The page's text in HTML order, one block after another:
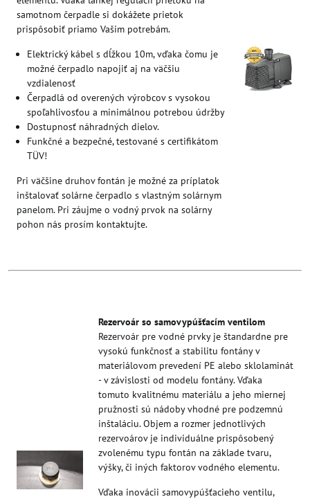
samotnom čerpadle si dokážete prietok
prispôsobiť priamo Vašim potrebám.
Elektrický kábel s dĺžkou 10m, vďaka čomu je
možné čerpadlo napojiť aj na väčšiu
vzdialenosť
Čerpadlá od overených výrobcov s vysokou
spoľahlivosťou a minimálnou potrebou údržby
Dostupnosť náhradných dielov.
Funkčné a bezpečné, testované s certifikátom
TÜV!
Pri väčšine druhov fontán je možné za príplatok
inštalovať solárne čerpadlo s vlastným solárnym
panelom. Pri záujme o vodný prvok na solárny
pohon nás prosím kontaktujte.
Rezervoár so samovypúšťacím ventilom
Rezervoár pre vodné prvky je štandardne pre
vysokú funkčnosť a stabilitu fontány v
materiálovom prevedení PE alebo sklolaminát
- v závislosti od modelu fontány. Vďaka
tomuto kvalitnému materiálu a jeho miernej
pružnosti sú nádoby vhodné pre podzemnú
inštaláciu. Objem a rozmer jednotlivých
rezervoárov je individuálne prispôsobený
zvolenému typu fontán na základe tvaru,
výšky, či iných faktorov vodného elementu.
Vďaka inovácii samovypúšťacieho ventilu,